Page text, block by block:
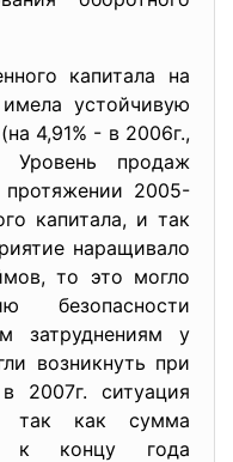
капитала на
устойчивую
4,91% - в 2006г.,
продаж
протяжении 2005-
капитала, и так
наращивало
то это могло
безопасности
затруднениям у
возникнуть при
2007г. ситуация
так как сумма
к концу года